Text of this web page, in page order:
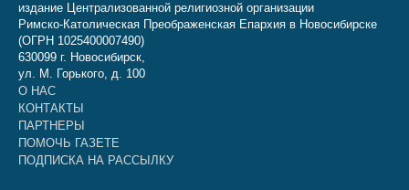
издание Централизованной религиозной организации
Римско-Католическая Преображенская Епархия в Новосибирске
(ОГРН 1025400007490)
630099 г. Новосибирск,
ул. М. Горького, д. 100
О НАС
КОНТАКТЫ
ПАРТНЕРЫ
ПОМОЧЬ ГАЗЕТЕ
ПОДПИСКА НА РАССЫЛКУ